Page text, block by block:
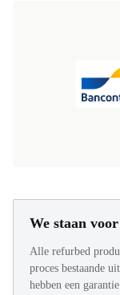
We staan
Alle refurbed
proces bestaande
hebben een